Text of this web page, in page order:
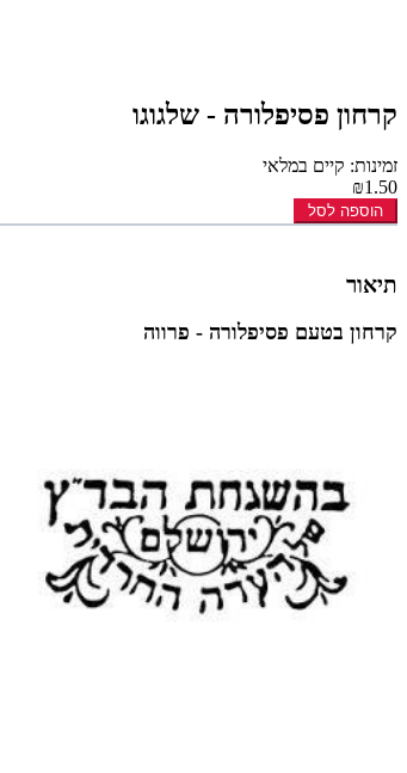
קרחון פסיפלורה - שלגוגו
זמינות: קיים במלאי
₪1.50
הוספה לסל
תיאור
קרחון בטעם פסיפלורה - פרווה